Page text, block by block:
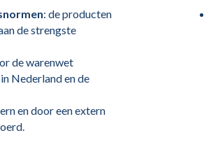
: de producten
de strengste
de warenwet
Nederland en de
en door een extern